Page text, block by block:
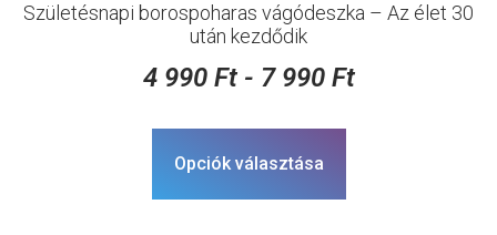
Születésnapi borospoharas vágódeszka – Az élet 30
után kezdődik
4 990 Ft- 7 990 Ft
Opciók választása